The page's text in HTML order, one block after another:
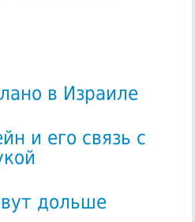
в Израиле
и его связь с
дольше